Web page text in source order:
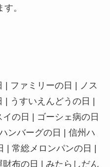
。
| ファミリーの日 | ノス
| うすいえんどうの日 |
の日 | ゴーシェ病の日
ンバーグの日 | 信州ハ
| 常総メロンパンの日 |
布の日 | みたらしだん